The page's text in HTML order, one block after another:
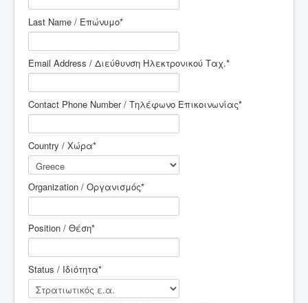
Last Name / Επώνυμο*
Email Address / Διεύθυνση Ηλεκτρονικού Ταχ.*
Contact Phone Number / Τηλέφωνο Επικοινωνίας*
Country / Χώρα*
Organization / Οργανισμός*
Position / Θέση*
Status / Ιδιότητα*